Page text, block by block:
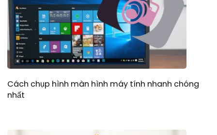
Cách chụp hình màn hình máy tính nhanh chóng
nhất